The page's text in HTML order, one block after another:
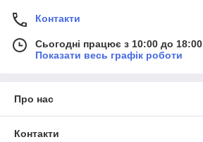
Контакти
Сьогодні працює з 10:00 до 18:00
Показати весь графік роботи
Про нас
Контакти